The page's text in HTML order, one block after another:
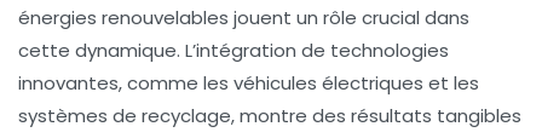
énergies renouvelables jouent un rôle crucial dans
cette dynamique. L’intégration de technologies
innovantes, comme les véhicules électriques et les
systèmes de recyclage, montre des résultats tangibles